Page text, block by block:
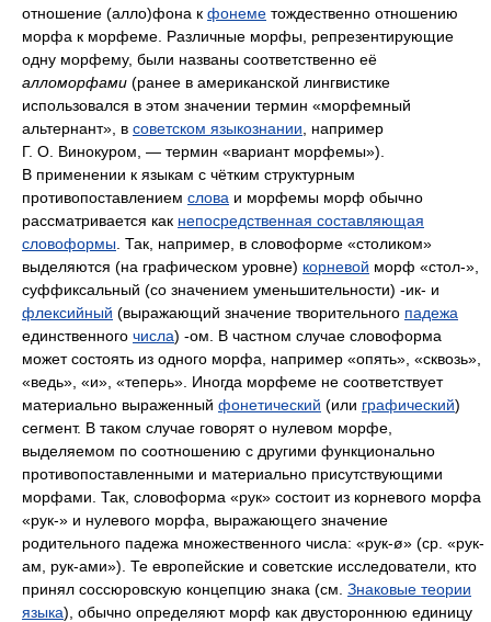
отношение (алло)фона к фонеме тождественно отношению
морфа к морфеме. Различные морфы, репрезентирующие
одну морфему, были названы соответственно её
алломорфами (ранее в американской лингвистике
использовался в этом значении термин «морфемный
альтернант», в советском языкознании , например
Г. О. Винокуром, — термин «вариант морфемы»).
В применении к языкам с чётким структурным
противопоставлением слова и морфемы морф обычно
рассматривается как непосредственная составляющая
словоформы . Так, например, в словоформе «столиком»
выделяются (на графическом уровне) корневой морф «стол‑»,
суффиксальный (со значением уменьшительности) ‑ик- и
флексийный (выражающий значение творительного падежа
единственного числа) ‑ом. В частном случае словоформа
может состоять из одного морфа, например «опять», «сквозь»,
«ведь», «и», «теперь». Иногда морфеме не соответствует
материально выраженный фонетический (или графический)
сегмент. В таком случае говорят о нулевом морфе,
выделяемом по соотношению с другими функционально
противопоставленными и материально присутствующими
морфами. Так, словоформа «рук» состоит из корневого морфа
«рук‑» и нулевого морфа, выражающего значение
родительного падежа множественного числа: «рук-ø» (ср. «рук-
ам, рук-ами»). Те европейские и советские исследователи, кто
принял соссюровскую концепцию знака (см. Знаковые теории
языка), обычно определяют морф как двустороннюю единицу